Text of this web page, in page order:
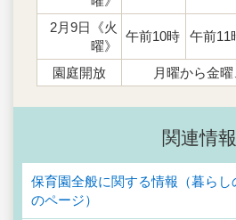
2月9日《火
曜》
午前10時 午前11
園庭開放 月曜から金
関連情報
保育園全般に関する情報（暮らし
のページ）